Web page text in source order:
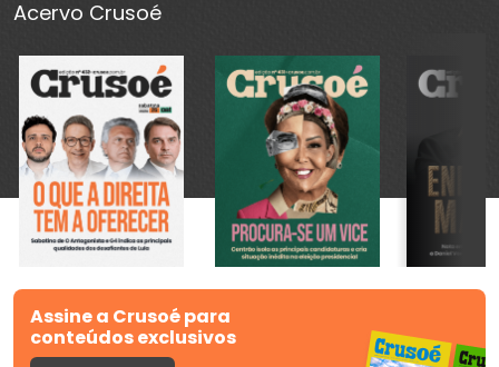
Acervo Crusoé
Assine a Crusoé para
conteúdos exclusivos